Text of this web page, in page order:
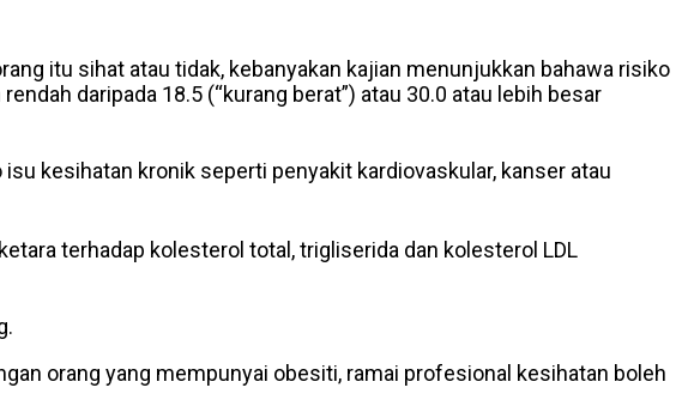
itu sihat atau tidak, kebanyakan kajian menunjukkan bahawa risiko
daripada 18.5 (“kurang berat”) atau 30.0 atau lebih besar
kesihatan kronik seperti penyakit kardiovaskular, kanser atau
terhadap kolesterol total, trigliserida dan kolesterol LDL
orang yang mempunyai obesiti, ramai profesional kesihatan boleh